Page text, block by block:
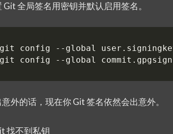
Git 全局签名用密钥并默认启用签名。
git config --global
git config --global commit.gpgsign
外的话，现在你 Git 签名依然会出意外。